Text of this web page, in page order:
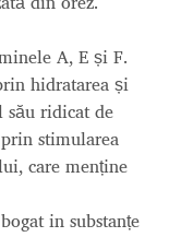
A, E și F.
hidratarea și
ridicat de
stimularea
care menține
in substanțe